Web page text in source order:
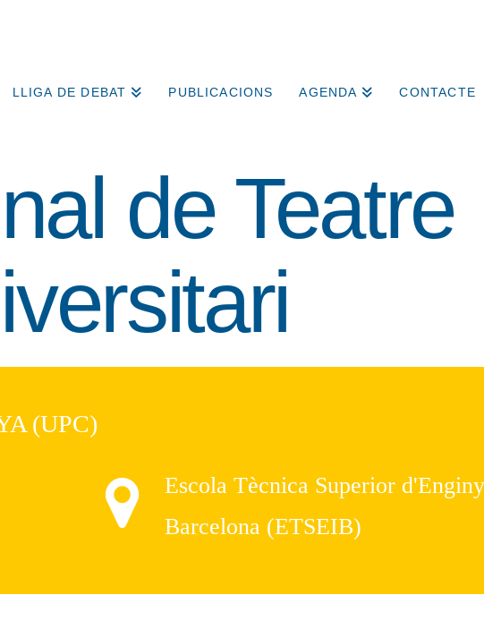
LLIGA DE DEBAT PUBLICACIONS AGENDA CONTACTE
de Teatre
(UPC)
Escola Tècnica Superior
Barcelona (ETSEIB)